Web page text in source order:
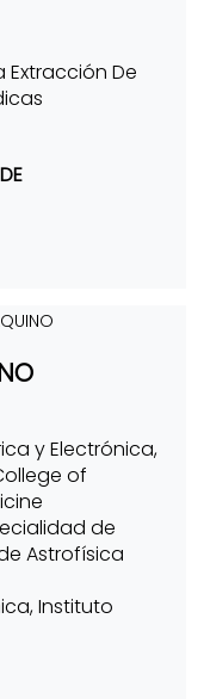
De
y Electrónica,
of
de
Astrofísica
Instituto